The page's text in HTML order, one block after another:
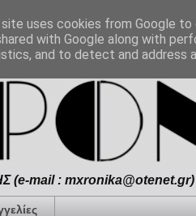
mail :
uses cookies from Google
with Google along with
and to detect and address